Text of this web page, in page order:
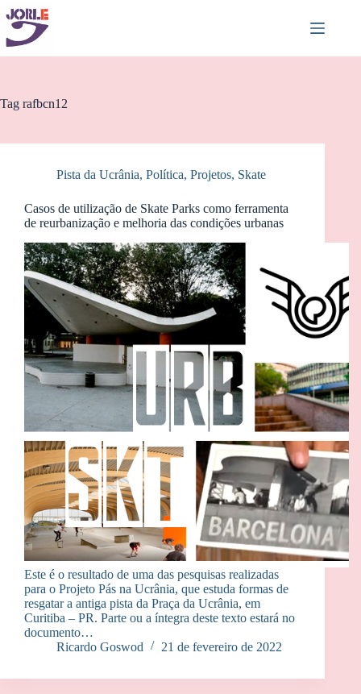
Pular
para
conteúdo
Tag rafbcn12
Pista da Ucrânia, Política, Projetos, Skate
Casos de utilização de Skate Parks como ferramenta
de reurbanização e melhoria das condições urbanas
Este é o resultado de uma das pesquisas realizadas
para o Projeto Pás na Ucrânia, que estuda formas de
resgatar a antiga pista da Praça da Ucrânia, em
Curitiba – PR. Parte ou a íntegra deste texto estará no
documento…
Ricardo Goswod
21 de fevereiro de 2022